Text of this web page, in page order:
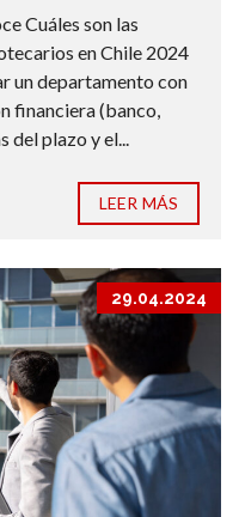
Cuáles son las
en Chile 2024
un departamento con
financiera (banco,
del plazo y el...
LEER MÁS
29.04.2024